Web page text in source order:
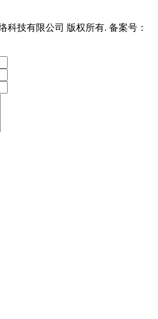
科技有限公司 版权所有. 备案号：